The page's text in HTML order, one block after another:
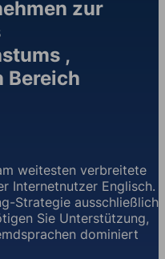
zur
,
Bereich
weitesten verbreitete
Internetnutzer Englisch.
Strategie ausschließlich
Sie Unterstützung,
dominiert